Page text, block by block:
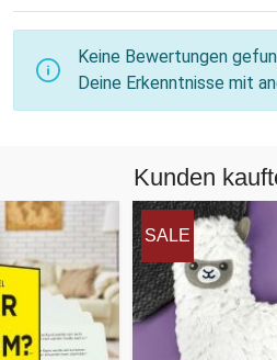
Keine Bewertungen
Deine Erkenntnisse mit
Kunden
SALE